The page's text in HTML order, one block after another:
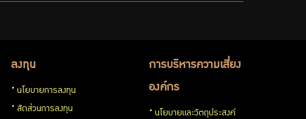
ลงทุน
นโยบายการลงทุน
สัดส่วนการลงทุน
การบริหารความเสี่ยง
องค์กร
นโยบายและวัตถุประสงค์